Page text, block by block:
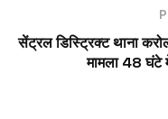
सेंट्रल डिस्ट्रिक्ट थाना
मामला 48 घंटे